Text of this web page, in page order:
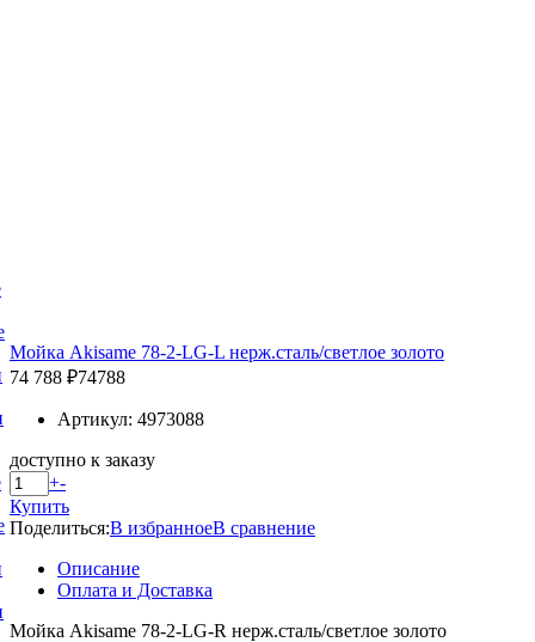
Мойка Akisame 78-2-LG-L нерж.сталь/светлое золото
74 788 ₽74788
Артикул: 4973088
доступно к заказу
+-
Купить
Поделиться:В избранноеВ сравнение
Описание
Оплата и Доставка
Мойка Akisame 78-2-LG-R нерж.сталь/светлое золото